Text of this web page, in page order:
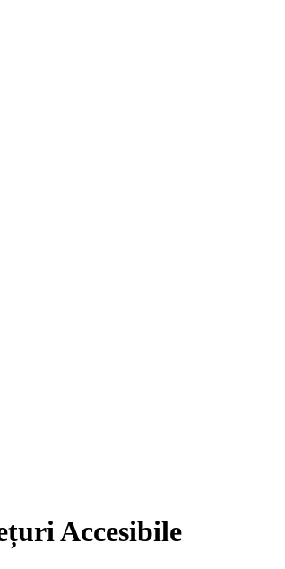
Accesibile